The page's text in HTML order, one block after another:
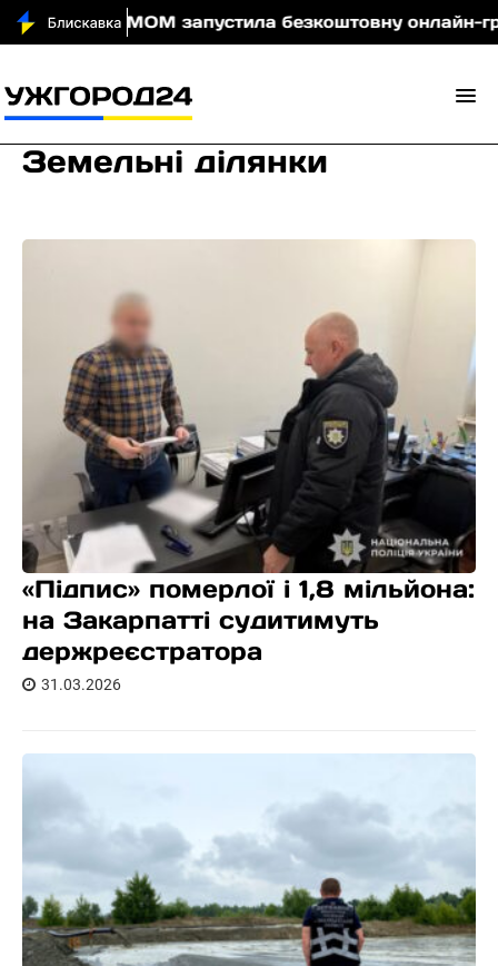
МОМ запустила безкоштовну онлайн-гру, яка
Земельні ділянки
«Підпис» померлої і 1,8 мільйона:
на Закарпатті судитимуть
держреєстратора
31.03.2026